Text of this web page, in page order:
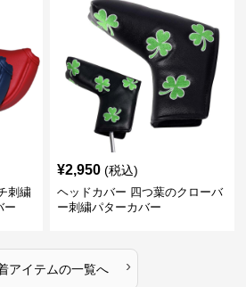
刺繍
ー
¥2,950 (税込)
ヘッドカバー 四つ葉のクローバ
ー刺繍パターカバー
アイテムの一覧へ ›